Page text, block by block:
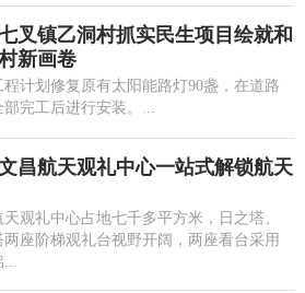
叉镇乙洞村抓实民生项目绘就和
新画卷
程计划修复原有太阳能路灯90盏，在道路
部完工后进行安装。...
昌航天观礼中心一站式解锁航天
观礼中心占地七千多平方米，日之塔、
两座阶梯观礼台视野开阔，两座看台采用